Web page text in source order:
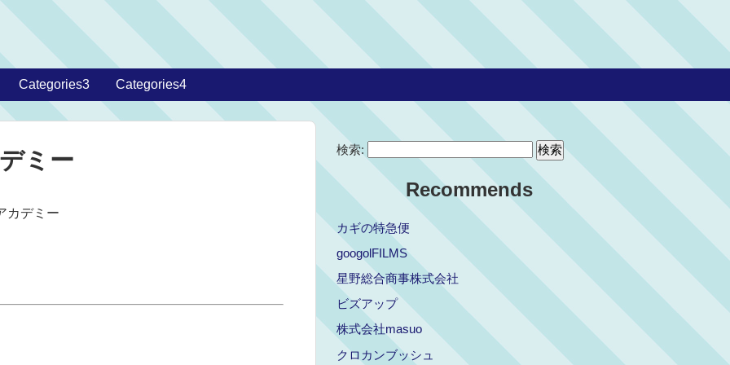
Categories3 Categories4
ミー
カデミー
検索:
Recommends
カギの特急便
googolFILMS
星野総合商事株式会社
ビズアップ
株式会社masuo
クロカンブッシュ